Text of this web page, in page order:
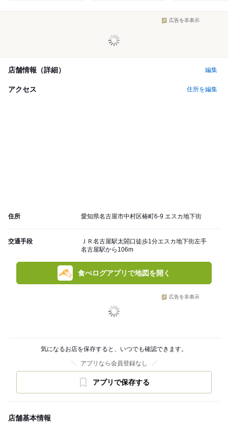
広告を非表示
店舗情報（詳細） 編集
アクセス 住所を編集
住所 愛知県名古屋市中村区椿町6-9 エスカ地下街
交通手段
ＪＲ名古屋駅太閤口徒歩1分エスカ地下街左手
名古屋駅から106m
食べログアプリで地図を開く
広告を非表示
気になるお店を保存すると、いつでも確認できます。
アプリなら会員登録なし
アプリで保存する
店舗基本情報